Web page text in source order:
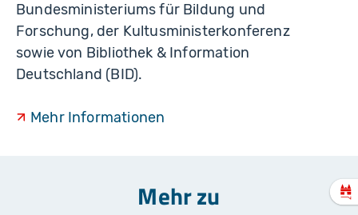
Bundesministeriums für Bildung und
Forschung, der Kultusministerkonferenz
sowie von Bibliothek & Information
Deutschland (BID).
Mehr Informationen
Mehr zu